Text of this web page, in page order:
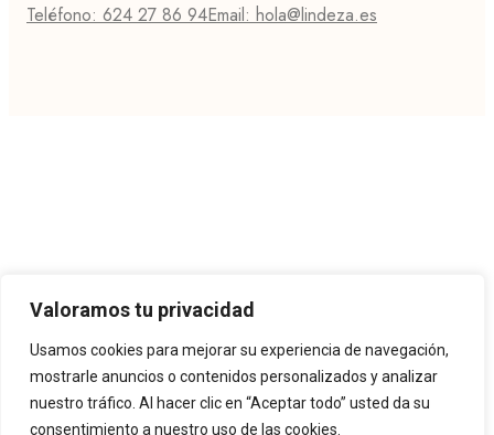
Valoramos tu privacidad
Usamos cookies para mejorar su experiencia de navegación,
mostrarle anuncios o contenidos personalizados y analizar
nuestro tráfico. Al hacer clic en “Aceptar todo” usted da su
consentimiento a nuestro uso de las cookies.
Teléfono: 624 27 86 94Email: hola@lindeza.es